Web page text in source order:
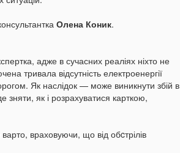
Олена Коник.
адже в сучасних реаліях ніхто не
тривала відсутність електроенергії
Як наслідок — може виникнути збій в
зняти, як і розрахуватися карткою,
враховуючи, що від обcтрілів